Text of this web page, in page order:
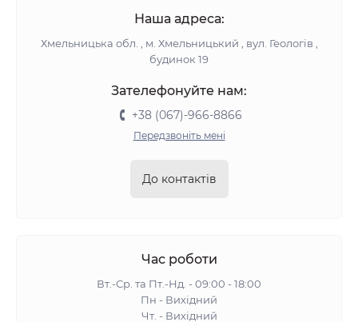
Наша адреса:
Хмельницька обл. , м. Хмельницький , вул. Геологів ,
будинок 19
Зателефонуйте нам:
+38 (067)-966-8866
Передзвоніть мені
До контактів
Час роботи
Вт.-Ср. та Пт.-Нд. - 09:00 - 18:00
Пн - Вихідний
Чт. - Вихідний